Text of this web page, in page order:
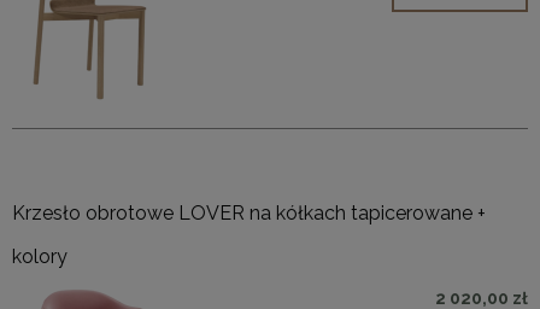
Krzesło obrotowe LOVER na kółkach tapicerowane +
kolory
2 020,00 zł